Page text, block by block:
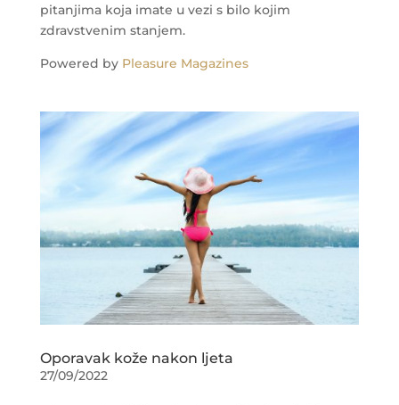
pitanjima koja imate u vezi s bilo kojim
zdravstvenim stanjem.
Powered by Pleasure Magazines
Oporavak kože nakon ljeta
27/09/2022